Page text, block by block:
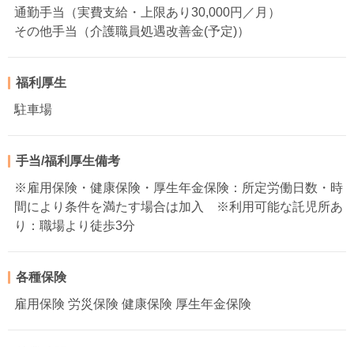
通勤手当（実費支給・上限あり30,000円／月）
その他手当（介護職員処遇改善金(予定)）
福利厚生
駐車場
手当/福利厚生備考
※雇用保険・健康保険・厚生年金保険：所定労働日数・時
間により条件を満たす場合は加入 ※利用可能な託児所あ
り：職場より徒歩3分
各種保険
雇用保険 労災保険 健康保険 厚生年金保険